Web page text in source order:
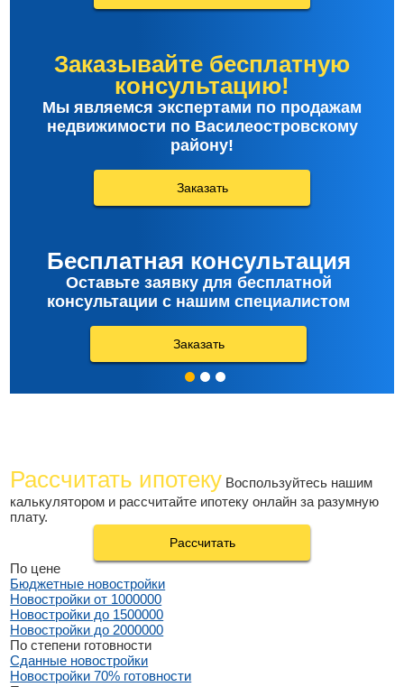
Заказывайте бесплатную
консультацию!
Мы являемся экспертами по продажам
недвижимости по Василеостровскому
району!
Заказать
Бесплатная консультация
Оставьте заявку для бесплатной
консультации с нашим специалистом
Заказать
Рассчитать ипотеку Воспользуйтесь нашим
калькулятором и рассчитайте ипотеку онлайн за разумную
плату.
Рассчитать
По цене
Бюджетные новостройки
Новостройки от 1000000
Новостройки до 1500000
Новостройки до 2000000
По степени готовности
Сданные новостройки
Новостройки 70% готовности